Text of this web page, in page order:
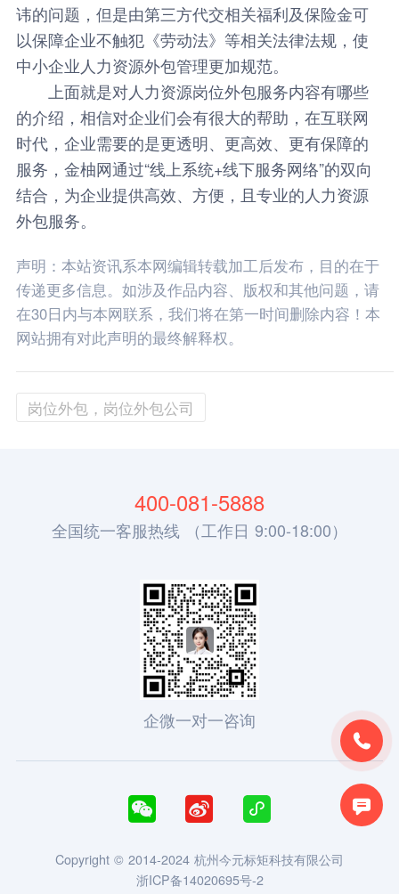
讳的问题，但是由第三方代交相关福利及保险金可
以保障企业不触犯《劳动法》等相关法律法规，使
中小企业人力资源外包管理更加规范。
上面就是对人力资源岗位外包服务内容有哪些
的介绍，相信对企业们会有很大的帮助，在互联网
时代，企业需要的是更透明、更高效、更有保障的
服务，金柚网通过“线上系统+线下服务网络”的双向
结合，为企业提供高效、方便，且专业的人力资源
外包服务。
声明：本站资讯系本网编辑转载加工后发布，目的在于
传递更多信息。如涉及作品内容、版权和其他问题，请
在30日内与本网联系，我们将在第一时间删除内容！本
网站拥有对此声明的最终解释权。
岗位外包，岗位外包公司


400-081-5888
全国统一客服热线 （工作日 9:00-18:00）
企微一对一咨询
  
Copyright © 2014-2024 杭州今元标矩科技有限公司
浙ICP备14020695号-2